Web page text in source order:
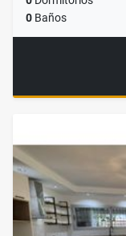
0 Baños